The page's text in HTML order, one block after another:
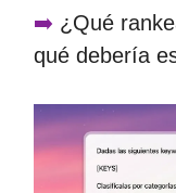
➡️ ¿Qué
qué debería